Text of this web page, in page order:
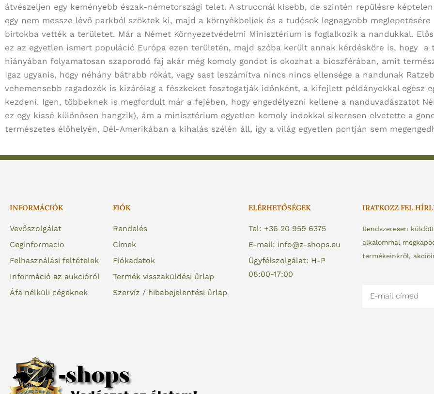
átvészeljen egy keményebb észak-németországi telet. A struccnál kisebb, de szintén repülésre
egy nem messze lévő parkból szöktek ki, majd a környékbeliek és a tudósok legnagyobb
birtokba vették a területet. Már a Német Környezetvédelmi Minisztérium is foglalkozik a nandukkal.
ez az egyetlen ismert populáció Európa ezen területén, majd szóba került annak kérdésköre is, hogy a
hiányában folyamatosan szaporodó faj akár még komoly gondot is okozhat a bioszférában, amit
Igaz ugyanis, hogy néhány bátrabb rókát, vagy sast leszámítva nincs nincs ellensége a nandunak
vehemensebb ragadozók is kizárólag a fészkeket fosztogatják időnként, a kifejlett példányokkal egész
kezdeni. Igen, többeknek is megfordult már a fejében, hogy engedélyezni kellene a nanduvadászatot
ez egy kissé különösen hangzik), ám a minisztérium egyetlen komoly indokkal sikeresen elvetette a
természetes élőhelyén, Dél-Amerikában a kihalás szélén áll, így a világ egyetlen pontján sem
INFORMÁCIÓK
Vevőszolgálat
Ceginformacio
Felhasználási feltételek
Információ az aukcióról
Áfa nélküli cégeknek
FIÓK
Rendelés
Címek
Fiókadatok
Termék visszaküldési űrlap
Szervíz / hibabejelentési űrlap
ELÉRHETŐSÉGEK
Tel: +36 20 959 6375
E-mail: info@z-shops.eu
Ügyfélszolgálat: H-P
08:00-17:00
IRATKOZZ FEL
Rendszeresen
alkalommal
termékeinkről,